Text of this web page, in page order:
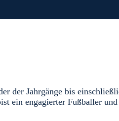
der Jahrgänge bis
ein engagierter Fußballer und